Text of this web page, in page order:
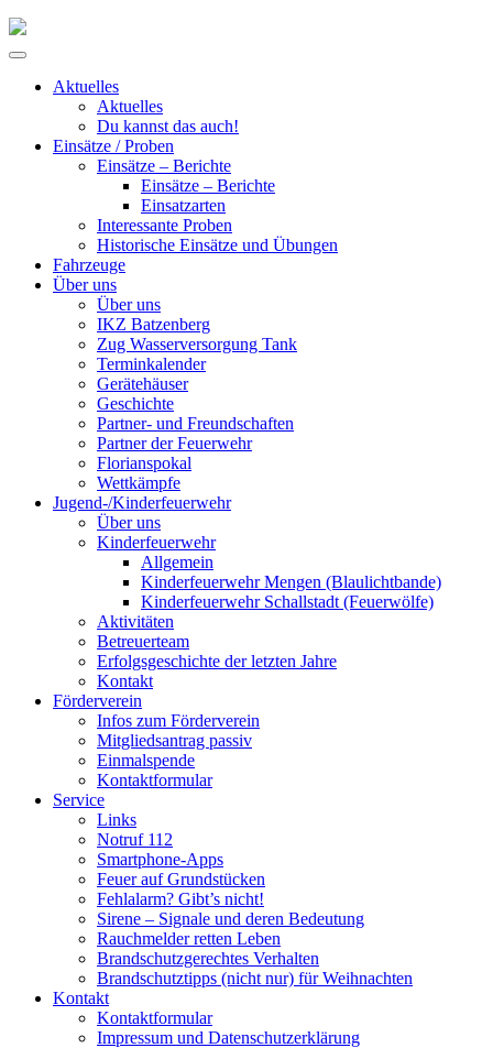
Skip
Primary
Aktuelles
Aktuelles
Du kannst das auch!
Einsätze / Proben
Einsätze – Berichte
Einsätze – Berichte
Einsatzarten
Interessante Proben
Historische Einsätze und Übungen
Fahrzeuge
Über uns
Über uns
IKZ Batzenberg
Zug Wasserversorgung Tank
Terminkalender
Gerätehäuser
Geschichte
Partner- und Freundschaften
Partner der Feuerwehr
Florianspokal
Wettkämpfe
Jugend-/Kinderfeuerwehr
Über uns
Kinderfeuerwehr
Allgemein
Kinderfeuerwehr Mengen (Blaulichtbande)
Kinderfeuerwehr Schallstadt (Feuerwölfe)
Aktivitäten
Betreuerteam
Erfolgsgeschichte der letzten Jahre
Kontakt
Förderverein
Infos zum Förderverein
Mitgliedsantrag passiv
Einmalspende
Kontaktformular
Service
Links
Notruf 112
Smartphone-Apps
Feuer auf Grundstücken
Fehlalarm? Gibt’s nicht!
Sirene – Signale und deren Bedeutung
Rauchmelder retten Leben
Brandschutzgerechtes Verhalten
Brandschutztipps (nicht nur) für Weihnachten
Kontakt
Kontaktformular
Impressum und Datenschutzerklärung